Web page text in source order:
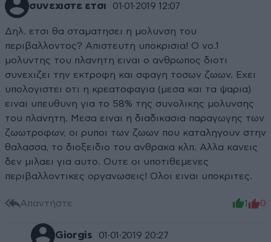
συνεχιστε ετσι 01·01·2019 12:07
Δηλ. ετσι θα σταματησει η μολυνση του
περιβαλλοντος? Απιστευτη υποκρισια! Ο νο.1
μολυντης του πλανητη ειναι ο ανθρωπος διοτι
συνεχιζει την εκτροφη και σφαγη τοσων ζωων. Εχει
υπολογιστει οτι η κρεατοφαγια (μεσα και τα ψαρια)
ειναι υπευθυνη για το 58% της συνολικης μολυνσης
του πλανητη. Μεσα ειναι η διαδικασια παραγωγης των
ζωωτροφων, οι ρυποι των ζωων που καταληγουν στην
θαλασσα, το διοξειδιο του ανθρακα κλπ. Αλλα κανεις
δεν μιλαει για αυτο. Ουτε οι υποτιθεμενες
περιβαλλοντικες οργανωσεις! Ολοι ειναι υποκριτες.
Απαντήστε 1 0
Giorgis 01·01·2019 20:27